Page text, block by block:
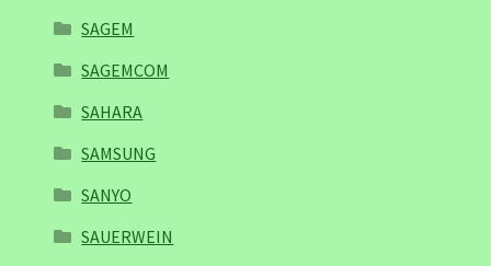
SAGEM
SAGEMCOM
SAHARA
SAMSUNG
SANYO
SAUERWEIN